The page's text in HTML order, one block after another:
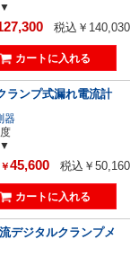
税込￥140,030
ランプ式漏れ電流計
器
￥45,600 税込￥50,160
デジタルクランプメ